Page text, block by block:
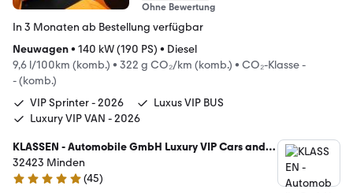
Ohne Bewertung
In 3 Monaten ab Bestellung verfügbar
Neuwagen• 140 kW (190 PS) • Diesel
9,6 l/100km (komb.) • 322 g CO₂/km (komb.) • CO₂-Klasse -
- (komb.)
VIP Sprinter - 2026
Luxus VIP BUS
Luxury VIP VAN - 2026
KLASSEN - Automobile GmbH Luxury VIP Cars and
Vans
32423 Minden
5 Sterne
(45)